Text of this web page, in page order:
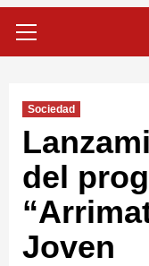
primario
Sociedad
del
Joven